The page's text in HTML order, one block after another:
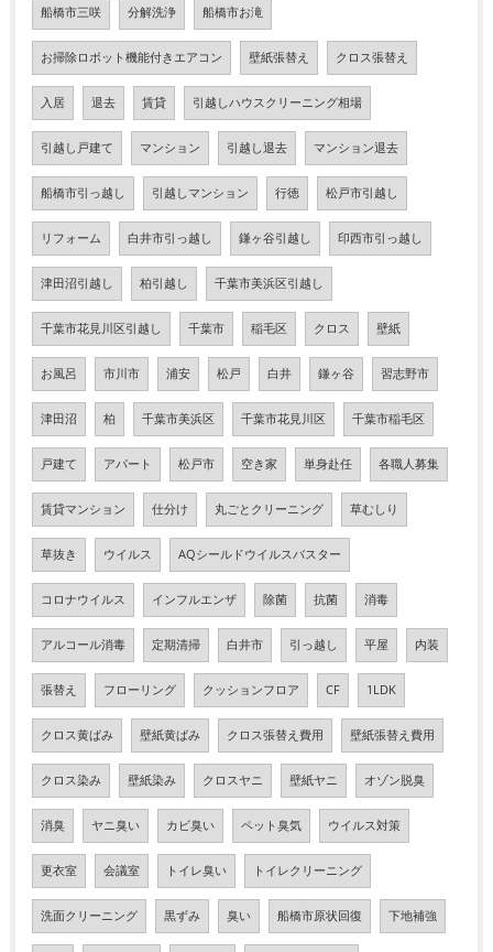
船橋市三咲 分解洗浄 船橋市お滝
お掃除ロボット機能付きエアコン 壁紙張替え クロス張替え
入居 退去 賃貸 引越しハウスクリーニング相場
引越し戸建て マンション 引越し退去 マンション退去
船橋市引っ越し 引越しマンション 行徳 松戸市引越し
リフォーム 白井市引っ越し 鎌ヶ谷引越し 印西市引っ越し
津田沼引越し 柏引越し 千葉市美浜区引越し
千葉市花見川区引越し 千葉市 稲毛区 クロス 壁紙
お風呂 市川市 浦安 松戸 白井 鎌ヶ谷 習志野市
津田沼 柏 千葉市美浜区 千葉市花見川区 千葉市稲毛区
戸建て アパート 松戸市 空き家 単身赴任 各職人募集
賃貸マンション 仕分け 丸ごとクリーニング 草むしり
草抜き ウイルス AQシールドウイルスバスター
コロナウイルス インフルエンザ 除菌 抗菌 消毒
アルコール消毒 定期清掃 白井市 引っ越し 平屋 内装
張替え フローリング クッションフロア CF 1LDK
クロス黄ばみ 壁紙黄ばみ クロス張替え費用 壁紙張替え費用
クロス染み 壁紙染み クロスヤニ 壁紙ヤニ オゾン脱臭
消臭 ヤニ臭い カビ臭い ペット臭気 ウイルス対策
更衣室 会議室 トイレ臭い トイレクリーニング
洗面クリーニング 黒ずみ 臭い 船橋市原状回復 下地補強